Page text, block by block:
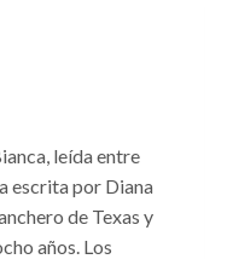
leída entre
escrita por Diana
de Texas y
años. Los